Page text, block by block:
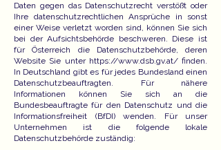
Daten gegen das Datenschutzrecht verstößt oder
Ihre datenschutzrechtlichen Ansprüche in sonst
einer Weise verletzt worden sind, können Sie sich
bei der Aufsichtsbehörde beschweren. Diese ist
für Österreich die Datenschutzbehörde, deren
Website Sie unter https://www.dsb.gv.at/finden.
In Deutschland gibt es für jedes Bundesland einen
Datenschutzbeauftragten. Für nähere
Informationen können Sie sich an die
Bundesbeauftragte für den Datenschutz und die
Informationsfreiheit (BfDI) wenden. Für unser
Unternehmen ist die folgende lokale
Datenschutzbehörde zuständig: